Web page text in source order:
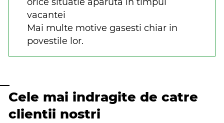
vacantei
Mai multe motive gasesti chiar in
povestile lor.
Cele mai indragite de catre
clientii nostri